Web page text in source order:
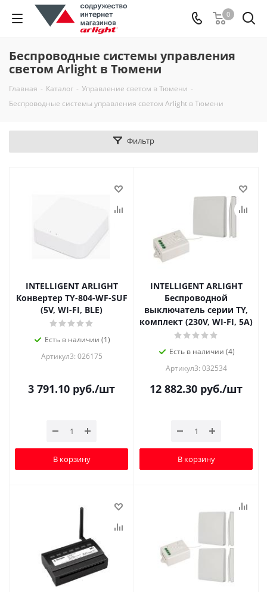
0
Беспроводные системы управления
светом Arlight в Тюмени
Главная - Каталог - Управление светом в Тюмени -
Беспроводные системы управления светом Arlight в Тюмени
Фильтр
INTELLIGENT ARLIGHT
Конвертер TY-804-WF-SUF
(5V, WI-FI, BLE)
Есть в наличии (1)
Артикул3: 026175
3 791.10 руб./шт
В корзину
INTELLIGENT ARLIGHT
Беспроводной
выключатель серии TY,
комплект (230V, WI-FI, 5A)
Есть в наличии (4)
Артикул3: 032534
12 882.30 руб./шт
В корзину